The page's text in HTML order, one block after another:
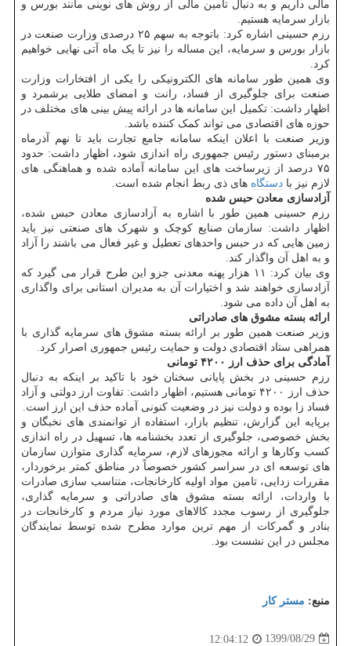
مالی داریم و به دنبال تامین مالی از روش های نوینی مانند بورس و
بازار سرمایه هستیم.
رزم حسینی اشاره کرد: باتوجه به سهم ۲۵ درصدی وزارت صنعت در
بازار بورس و سرمایه، این مساله را نیز تا یک ماه آتی نهایی خواهیم
کرد.
وی همین طور سامانه های الکترونیکی را یکی از افتخارات وزارت
صنعت برای جلوگیری از فساد، رانت و امضای طلایی برشمرد و
اظهار داشت: تکمیل این سامانه ها در ارائه پیش بینی های مختلف در
حوزه های اقتصادی می تواند کمک کننده باشد.
وزیر صنعت با اعلان اینکه سامانه جامع تجارت باید تا نهم آذرماه
برمبنای دستور رئیس جمهوری راه اندازی شود، اظهار داشت: حدود
۷۵ درصد از زیرساخت های این سامانه آماده شده و هماهنگی های
لازم نیز با دستگاه های ذی ربط انجام شده است.
آزادسازی معادن حبس شده
رزم حسینی همین طور با اشاره به آزادسازی معادن حبس شده،
اظهار داشت: سازمان صنایع کوچک و شهرک های صنعتی نیز باید
زمین هایی که در حبس واحدهای تعطیل و غیر فعال می باشند را آزاد
و به اهل آن واگذار کند.
وی بیان کرد: ۱۱ هزار پهنه معدنی جزو این طرح قرار می گیرد که
آزادسازی خواهند شد و اختیارات آن به مدیران استانی برای واگذاری
به اهل آن داده می شود.
ارائه بسته مشوق های صادراتی
وزیر صنعت همین طور بر ارائه بسته مشوق های سرمایه گذاری با
همراهی ستاد اقتصادی دولت و حمایت رئیس جمهوری اصرار کرد.
آمادگی برای حذف ارز ۴۲۰۰ تومانی
رزم حسینی در بخش پایانی سخنان خود با تاکید بر اینکه به دنبال
حذف ارز ۴۲۰۰ تومانی هستیم، اظهار داشت: تفاوت ارز دولتی و آزاد
فساد زا بوده و دولت نیز در وضعیت کنونی آماده حذف این ارز است.
برپایه این گزارش، تنظیم بازار، استفاده از توانمندی های نخبگان و
بخش خصوصی، جلوگیری از تعدد بخشنامه ها، تسهیل در راه اندازی
کسب وکارها و ارائه مجوزهای لازم، سرمایه گذاری متوازن سازمان
های توسعه ای در سراسر کشور خصوصاً در مناطق کمتر برخوردار،
مقررات زدایی، تامین مواد اولیه کارخانجات، متناسب سازی صادرات
با واردات، ارائه بسته مشوق های صادراتی و سرمایه گذاری،
جلوگیری از رسوب مجدد کالاهای مورد نیاز مردم و کارخانجات در
بنادر و گمرکات از مهم ترین موارد مطرح شده توسط نمایندگان
مجلس در این نشست بود.
منبع: مستر كار
1399/08/29
12:04:12